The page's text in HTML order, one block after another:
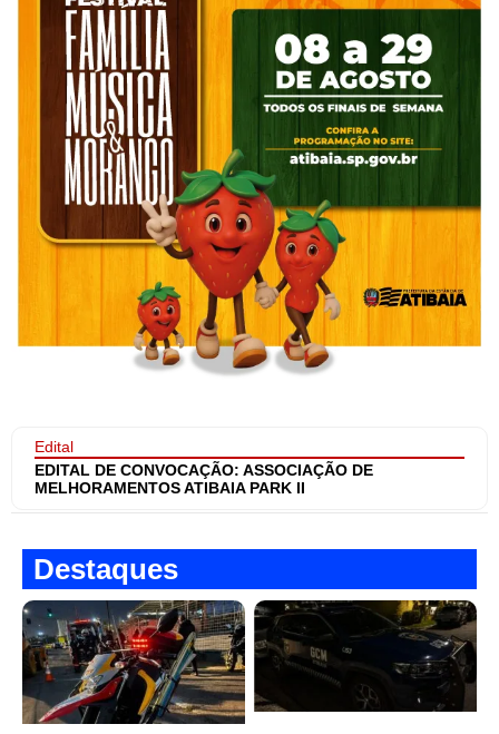
Edital
EDITAL DE CONVOCAÇÃO: ASSOCIAÇÃO DE
MELHORAMENTOS ATIBAIA PARK II
Destaques